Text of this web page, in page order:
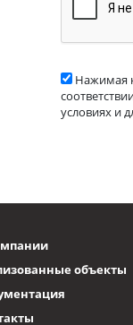
Нажимая
условиях и
объекты